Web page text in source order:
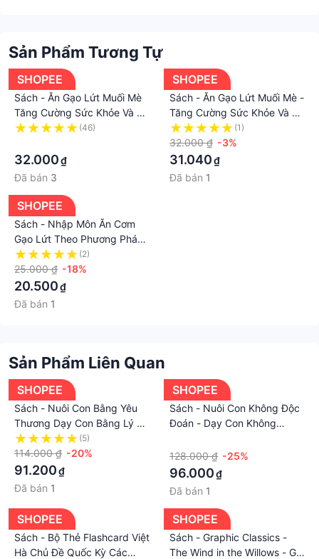
Sản Phẩm Tương Tự
SHOPEE
Sách - Ăn Gạo Lứt Muối Mè
Tăng Cường Sức Khỏe Và Trị
Bệnh Theo Phương Pháp
(46)
32.000₫
Đã bán 3
SHOPEE
Sách - Ăn Gạo Lứt Muối Mè -
Tăng Cường Sức Khỏe Và Trị
Bệnh Theo Phương Pháp
Thực Dưỡng Ohsawa
(1)
32.000 ₫ -3%
31.040₫
Đã bán 1
SHOPEE
Sách - Nhập Môn Ăn Cơm
Gạo Lứt Theo Phương Pháp
Ohsawa
(2)
25.000 ₫ -18%
20.500₫
Đã bán 1
Sản Phẩm Liên Quan
SHOPEE
Sách - Nuôi Con Bằng Yêu
Thương Dạy Con Bằng Lý Trí
tái bản 2022
(5)
114.000 ₫ -20%
91.200₫
Đã bán 1
SHOPEE
Sách - Nuôi Con Không Độc
Đoán - Dạy Con Không
128.000 ₫ -25%
96.000₫
Đã bán 1
SHOPEE
Sách - Bộ Thẻ Flashcard Việt
Hà Chủ Đề Quốc Kỳ Các
SHOPEE
Sách - Graphic Classics -
The Wind in the Willows - Gió